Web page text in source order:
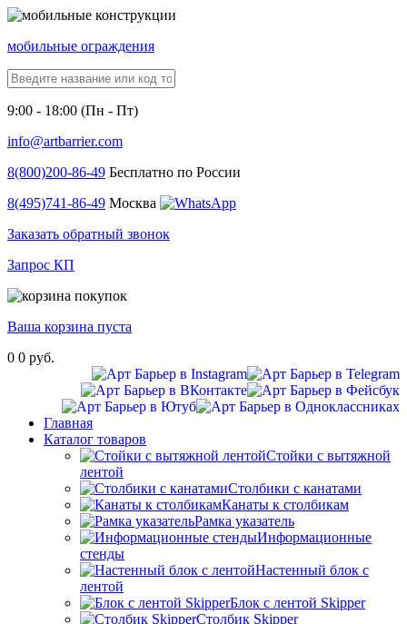
мобильные ограждения
9:00 - 18:00 (Пн - Пт)
info@artbarrier.com
8(800)200-86-49 Бесплатно по России
8(495)741-86-49 Москва
Заказать обратный звонок
Запрос КП
Ваша корзина пуста
0 0 руб.
Главная
Каталог товаров
Стойки с вытяжной
лентой
Столбики с канатами
Канаты к столбикам
Рамка указатель
Информационные
стенды
Настенный блок с
лентой
Блок с лентой Skipper
Столбик Skipper